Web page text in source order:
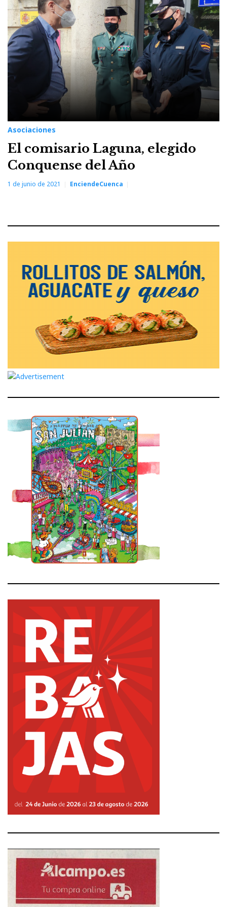
del
año
Asociaciones
El comisario Laguna, elegido
Conquense del Año
1 de junio de 2021 EnciendeCuenca